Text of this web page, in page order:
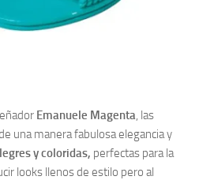
Emanuele Magenta , las
una manera fabulosa elegancia y
y coloridas, perfectas para la
looks llenos de estilo pero al